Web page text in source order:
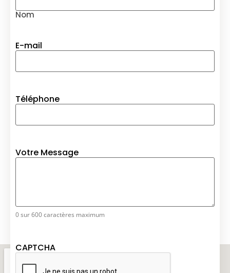
Nom
E-mail
Téléphone
Votre Message
0 sur 600 caractères maximum
CAPTCHA